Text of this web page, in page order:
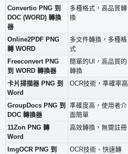
Convertio PNG 到
DOC (WORD) 轉換
器
多種格式，高品質轉
換
Online2PDF PNG
轉 WORD
多文件轉換，多種格
式
Freeconvert PNG
到 WORD 轉換器
簡單的UI，高品質的
轉換
卡片掃描器 PNG 到
Word
OCR技術，準確率高
GroupDocs PNG 到
DOC 轉換器
準確度高，使用者介
面簡單
11Zon PNG 轉
Word
高效轉換，無需註冊
ImgOCR PNG 到
OCR技術、快速轉